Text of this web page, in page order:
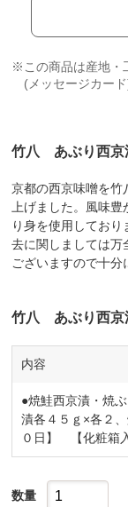
※この商品は産地・
(メッセージカー
竹八 あぶり西京
京都の西京味噌を竹
上げました。風味
り身を使用してお
去に関しましては万
ございますので十分
竹八 あぶり西京
内容
●焼鮭西京漬・焼
漬各４５ｇ×各２
０日】 【化粧箱
数量